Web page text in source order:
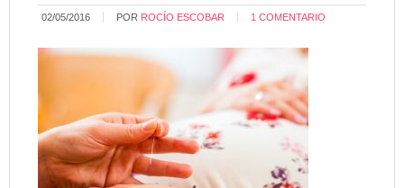
02/05/2016 POR ROCÍO ESCOBAR 1 COMENTARIO